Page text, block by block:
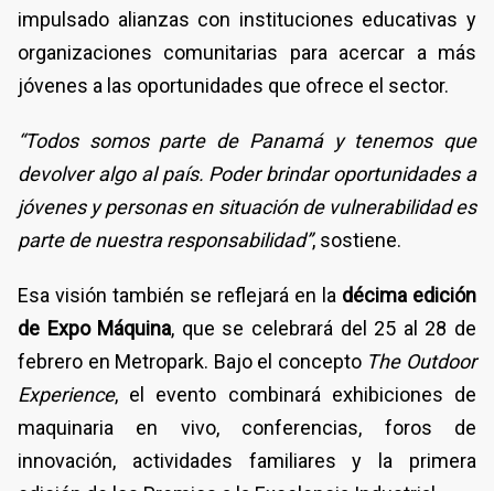
impulsado alianzas con instituciones educativas y
organizaciones comunitarias para acercar a más
jóvenes a las oportunidades que ofrece el sector.
“Todos somos parte de Panamá y tenemos que
devolver algo al país. Poder brindar oportunidades a
jóvenes y personas en situación de vulnerabilidad es
parte de nuestra responsabilidad”, sostiene.
Esa visión también se reflejará en la décima edición
de Expo Máquina, que se celebrará del 25 al 28 de
febrero en Metropark. Bajo el concepto The Outdoor
Experience, el evento combinará exhibiciones de
maquinaria en vivo, conferencias, foros de
innovación, actividades familiares y la primera